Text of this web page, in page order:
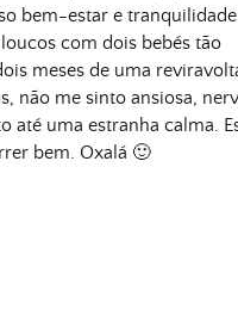
bem-estar e
com dois bebés tão
meses de uma
não me sinto ansiosa,
até uma estranha calma.
bem. Oxalá 🙂